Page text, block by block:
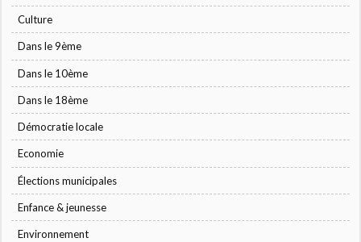
Culture
Dans le 9ème
Dans le 10ème
Dans le 18ème
Démocratie locale
Economie
Élections municipales
Enfance & jeunesse
Environnement